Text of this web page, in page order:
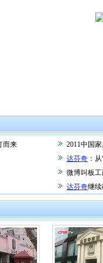
而来
2011中国
达芬奇 ：
微博叫板
达芬奇继续